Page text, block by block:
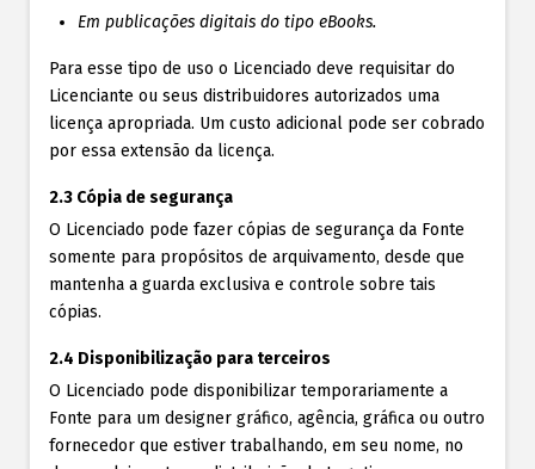
Em publicações digitais do tipo eBooks.
Para esse tipo de uso o Licenciado deve requisitar do
Licenciante ou seus distribuidores autorizados uma
licença apropriada. Um custo adicional pode ser cobrado
por essa extensão da licença.
2.3 Cópia de segurança
O Licenciado pode fazer cópias de segurança da Fonte
somente para propósitos de arquivamento, desde que
mantenha a guarda exclusiva e controle sobre tais
cópias.
2.4 Disponibilização para terceiros
O Licenciado pode disponibilizar temporariamente a
Fonte para um designer gráfico, agência, gráfica ou outro
fornecedor que estiver trabalhando, em seu nome, no